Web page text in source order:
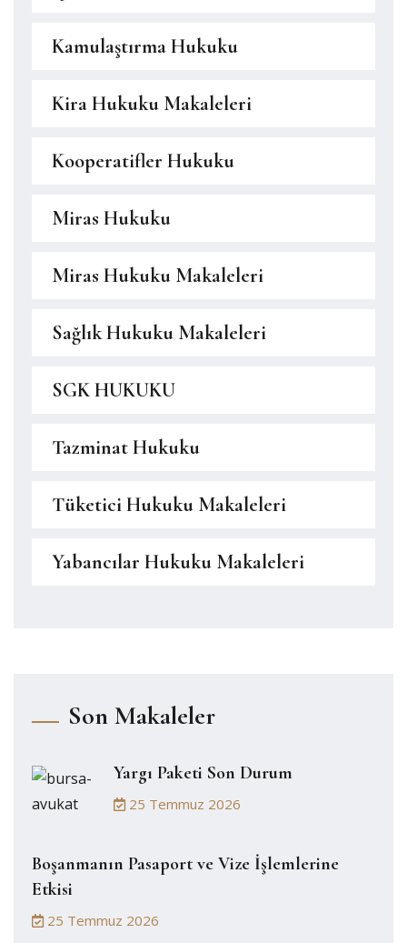
Kamulaştırma Hukuku
Kira Hukuku Makaleleri
Kooperatifler Hukuku
Miras Hukuku
Miras Hukuku Makaleleri
Sağlık Hukuku Makaleleri
SGK HUKUKU
Tazminat Hukuku
Tüketici Hukuku Makaleleri
Yabancılar Hukuku Makaleleri
Son Makaleler
Yargı Paketi Son Durum
25 Temmuz 2026
Boşanmanın Pasaport ve Vize İşlemlerine
Etkisi
25 Temmuz 2026